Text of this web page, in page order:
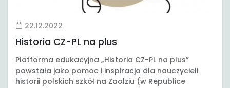
22.12.2022
Historia CZ-PL na plus
Platforma edukacyjna „Historia CZ-PL na plus”
powstała jako pomoc i inspiracja dla nauczycieli
historii polskich szkół na Zaolziu (w Republice